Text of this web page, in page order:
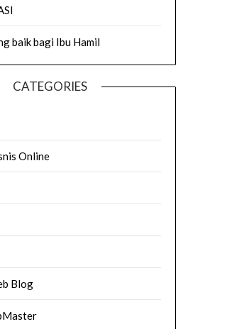
baik bagi Ibu Hamil
CATEGORIES
Online
Blog